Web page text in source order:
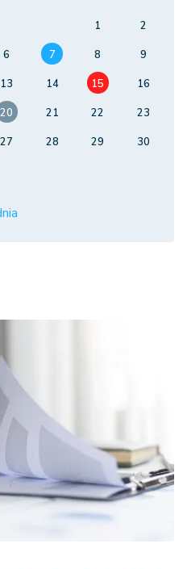
1
2
6 7 8
9
13 14 15
16
20 21 22
23
27 28 29
30